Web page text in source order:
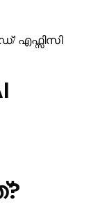
എഫ്സിസി